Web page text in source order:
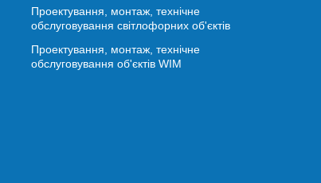
Проектування, монтаж, технічне
обслуговування світлофорних об'єктів
Проектування, монтаж, технічне
обслуговування об'єктів WIM